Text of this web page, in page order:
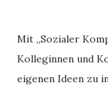
Mit „Sozialer
Kolleginnen und
eigenen Ideen zu